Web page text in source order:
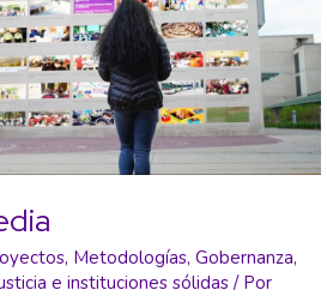
, Metodologías, Gobernanza,
e instituciones sólidas/ Por